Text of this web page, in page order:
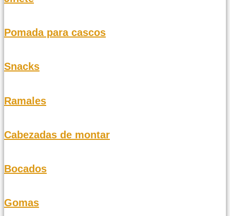
Pomada para cascos
Snacks
Ramales
Cabezadas de montar
Bocados
Gomas